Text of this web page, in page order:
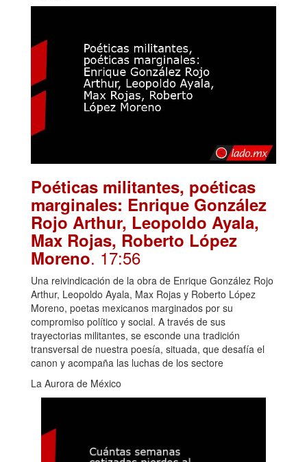
Poéticas militantes, poéticas
marginales: Enrique González
Rojo Arthur, Leopoldo Ayala,
Max Rojas, Roberto López
Moreno. 17:56
Una reivindicación de la obra de Enrique González Rojo
Arthur, Leopoldo Ayala, Max Rojas y Roberto López
Moreno, poetas mexicanos marginados por su
compromiso político y social. A través de sus
trayectorias militantes, se esconde una tradición
transversal de nuestra poesía, situada, que desafía el
canon y acompaña las luchas de los sectore
La Aurora de México